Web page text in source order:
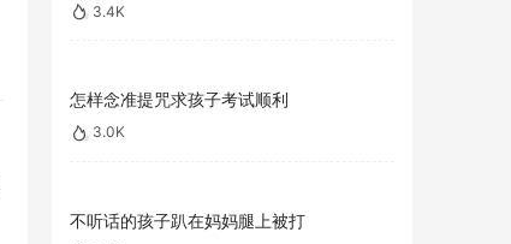
3.4K
怎样念准提咒求孩子考试顺利
3.0K
不听话的孩子趴在妈妈腿上被打